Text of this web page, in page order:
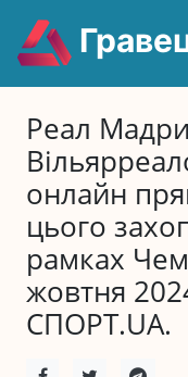
Реал
онлайн
цього
рамках
жовтня
СПОРТ.UA.